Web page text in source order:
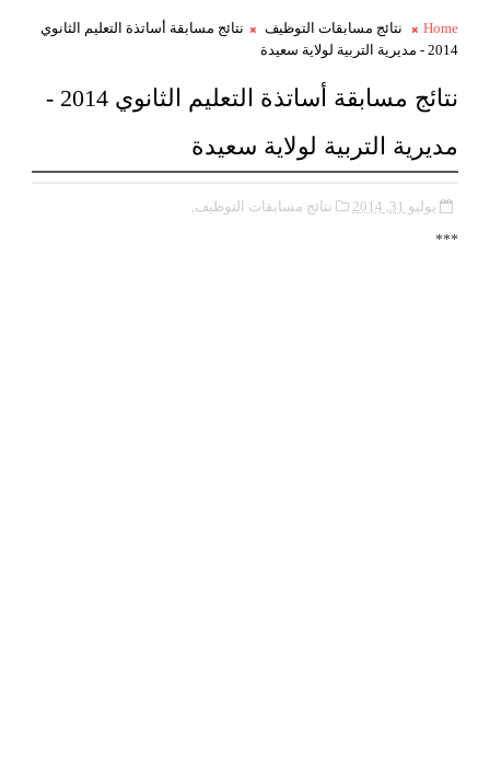
Home نتائج مسابقات التوظيف
نتائج مسابقة أساتذة التعليم الثانوي
2014 - مديرية التربية لولاية سعيدة
نتائج مسابقة أساتذة التعليم الثانوي 2014 -
مديرية التربية لولاية سعيدة
يوليو 31, 2014 نتائج مسابقات التوظيف,
***